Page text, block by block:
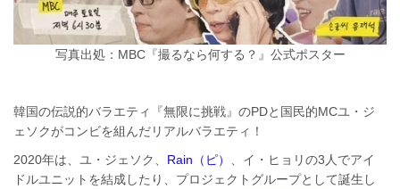
写真出処：MBC『撮るなら何する？』公式ポスター
韓国の伝説的バラエティ『無限に挑戦』のPDと国民的MCユ・ジ
ェソクがコンビを組んだリアルバラエティ！
2020年は、ユ・ジェソク、 Rain（ピ）
、イ・ヒョリの3人でアイ
ドルユニットを結成したり、プロジェクトグループとして誕生し